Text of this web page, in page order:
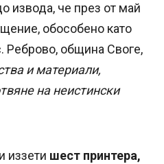
извода, че през от май
обособено като
Реброво, община Своге,
и материали,
на неистински
иззети шест принтера,